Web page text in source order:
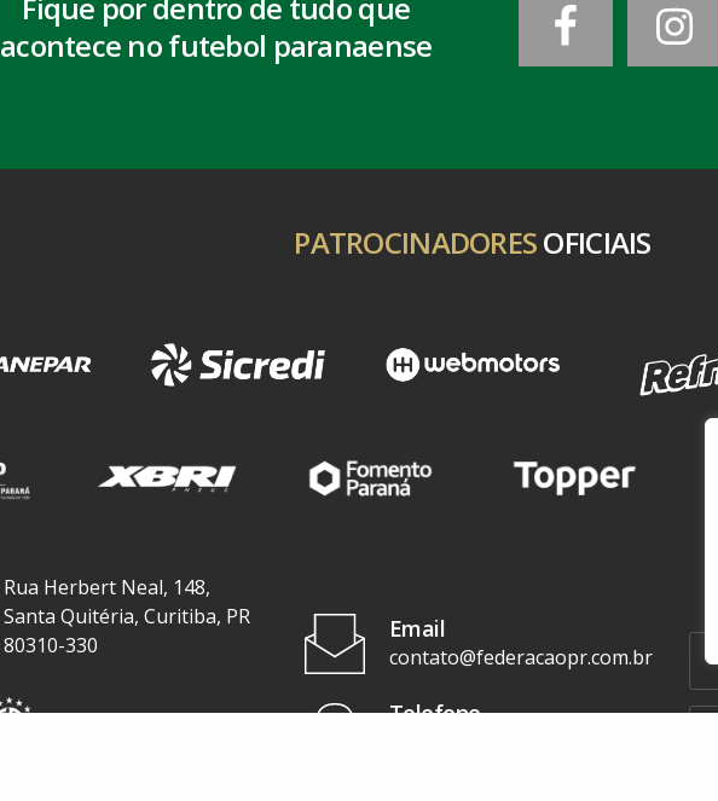
acontece no futebol paranaense
PATROCINADORESOFICIAIS
Rua Herbert Neal, 148,
Santa Quitéria, Curitiba, PR
80310-330
Email
contato@federacaopr.com.br
Telefone